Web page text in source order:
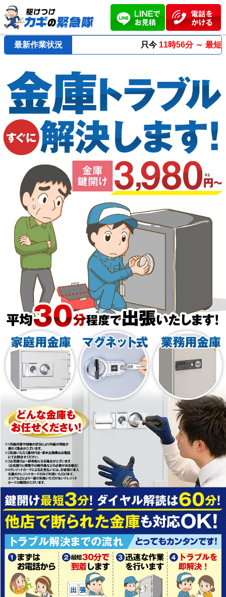
最新作業状況 最短23分で到着！